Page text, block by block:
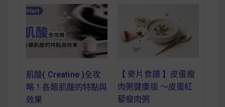
蔬食純素營養
蔬食純素餐廳推薦
肌酸( Creatine )全攻
略！各類肌酸的特點與
效果
【 麥片食譜 】皮蛋瘦
肉粥健康版 ～皮蛋紅
藜瘦肉粥